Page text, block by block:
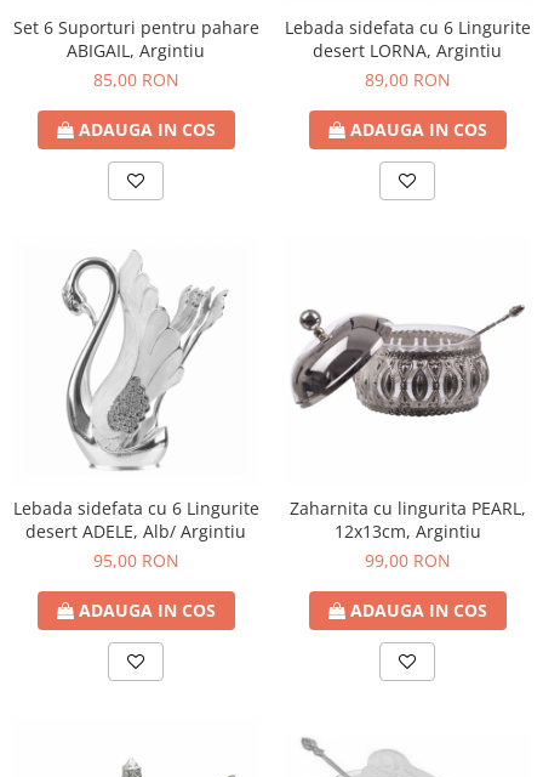
Set 6 Suporturi pentru pahare
ABIGAIL, Argintiu
85,00 RON
ADAUGA IN COS
Lebada sidefata cu 6 Lingurite
desert LORNA, Argintiu
89,00 RON
ADAUGA IN COS
Lebada sidefata cu 6 Lingurite
desert ADELE, Alb/ Argintiu
95,00 RON
ADAUGA IN COS
Zaharnita cu lingurita PEARL,
12x13cm, Argintiu
99,00 RON
ADAUGA IN COS